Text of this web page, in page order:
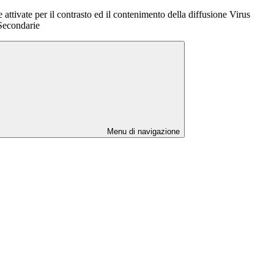
attivate per il contrasto ed il contenimento della diffusione Virus
Menu di navigazione